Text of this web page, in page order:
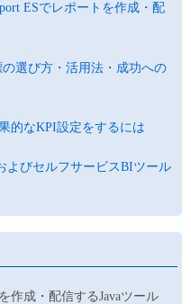
ESでレポートを作成・配
選び方・活用法・成功への
的なKPI設定をするには
よびセルフサービスBIツール
作成・配信するJavaツール